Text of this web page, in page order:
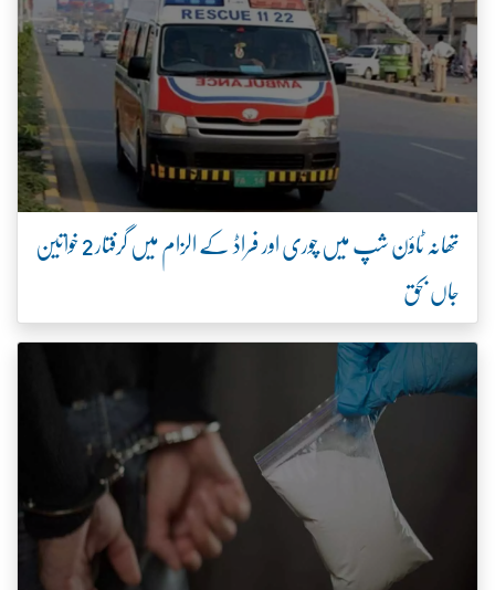
تھانہ ٹاؤن شپ میں چوری اور فراڈ کے الزام میں گرفتار 2 خواتین
جاں بحق